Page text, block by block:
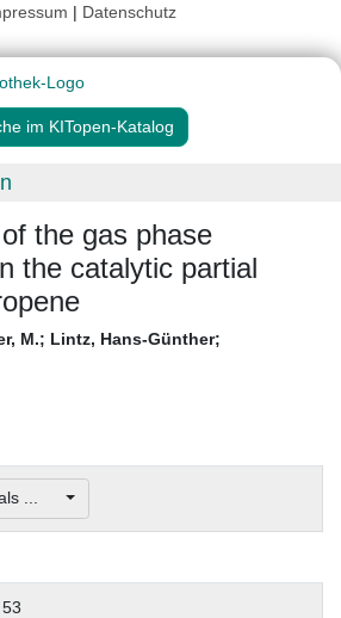
| Datenschutz
im KITopen-Katalog
the gas phase
the catalytic partial
M.; Lintz, Hans-Günther;
als ...